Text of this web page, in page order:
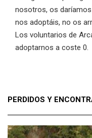
nosotros, os
nos adoptáis, no os
Los voluntarios de
adoptarnos a coste 0.
PERDIDOS Y